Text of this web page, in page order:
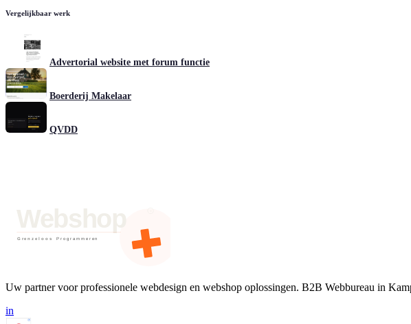
Vergelijkbaar werk
Advertorial website met forum functie
Boerderij Makelaar
QVDD
Uw partner voor professionele webdesign en webshop oplossingen. B2B Webbureau in
in